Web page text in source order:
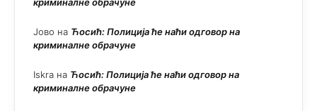
Јово на Ћосић: Полиција ће наћи одговор на
криминалне обрачуне
Iskra на Ћосић: Полиција ће наћи одговор на
криминалне обрачуне